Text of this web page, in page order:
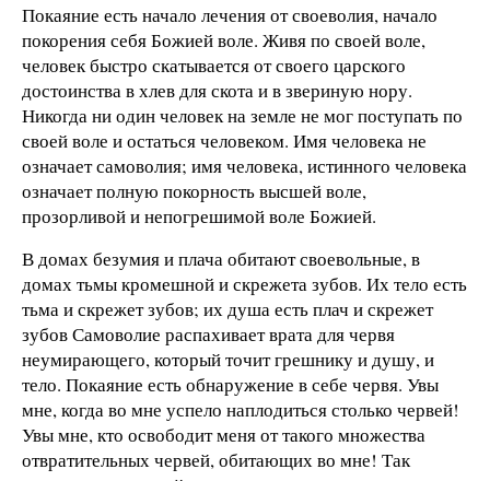
Покаяние есть начало лечения от своеволия, начало
покорения себя Божией воле. Живя по своей воле,
человек быстро скатывается от своего царского
достоинства в хлев для скота и в звериную нору.
Никогда ни один человек на земле не мог поступать по
своей воле и остаться человеком. Имя человека не
означает самоволия; имя человека, истинного человека
означает полную покорность высшей воле,
прозорливой и непогрешимой воле Божией.
В домах безумия и плача обитают своевольные, в
домах тьмы кромешной и скрежета зубов. Их тело есть
тьма и скрежет зубов; их душа есть плач и скрежет
зубов Самоволие распахивает врата для червя
неумирающего, который точит грешнику и душу, и
тело. Покаяние есть обнаружение в себе червя. Увы
мне, когда во мне успело наплодиться столько червей!
Увы мне, кто освободит меня от такого множества
отвратительных червей, обитающих во мне! Так